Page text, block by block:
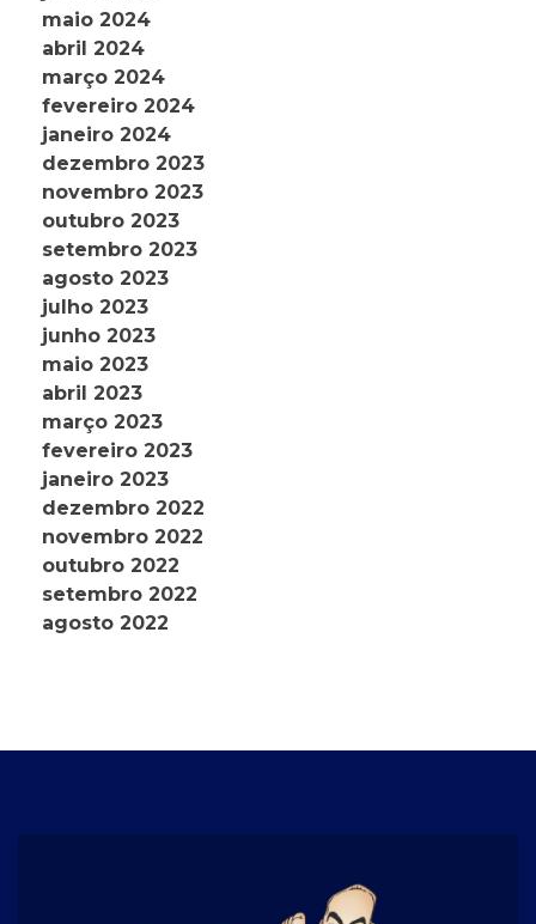
maio 2024
abril 2024
março 2024
fevereiro 2024
janeiro 2024
dezembro 2023
novembro 2023
outubro 2023
setembro 2023
agosto 2023
julho 2023
junho 2023
maio 2023
abril 2023
março 2023
fevereiro 2023
janeiro 2023
dezembro 2022
novembro 2022
outubro 2022
setembro 2022
agosto 2022